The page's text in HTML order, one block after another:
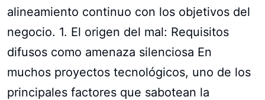
alineamiento continuo con los objetivos del
negocio. 1. El origen del mal: Requisitos
difusos como amenaza silenciosa En
muchos proyectos tecnológicos, uno de los
principales factores que sabotean la